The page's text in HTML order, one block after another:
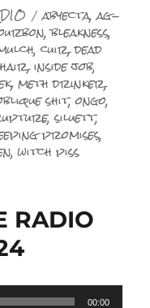
Étiquettes
abyecta,ag-
,bleakness,
,cuir,dead
,inside job,
,meth drinker,
shit,ongo,
,siluett,
promises,
,witch piss
RADIO
00:00